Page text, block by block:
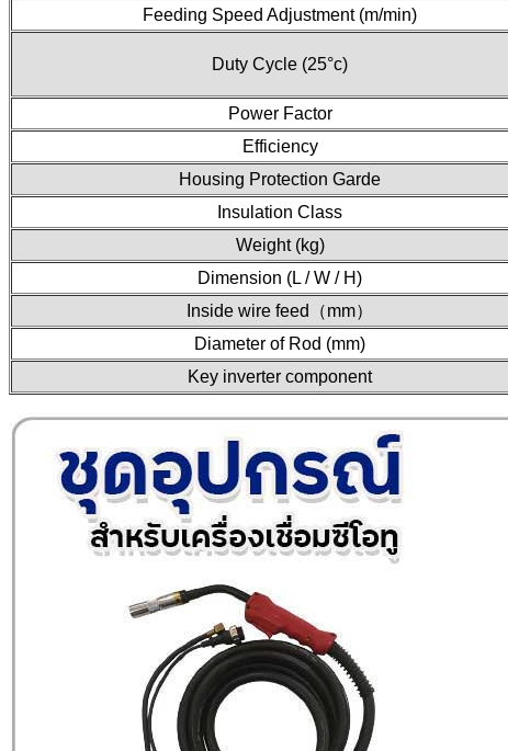
Feeding Speed Adjustment (m/min)
Duty Cycle (25°c)
Power Factor
Efficiency
Housing Protection Garde
Insulation Class
Weight (kg)
Dimension (L / W / H)
Inside wire feed（mm）
Diameter of Rod (mm)
Key inverter component